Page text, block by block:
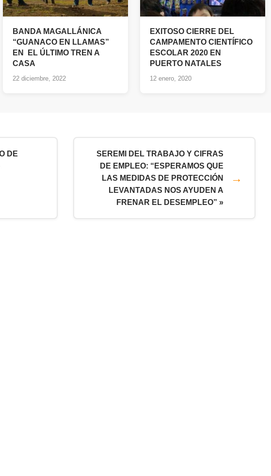
BANDA MAGALLÁNICA
“GUANACO EN LLAMAS”
EN EL ÚLTIMO TREN A
CASA
22 diciembre, 2022
EXITOSO CIERRE DEL
CAMPAMENTO CIENTÍFICO
ESCOLAR 2020 EN
PUERTO NATALES
12 enero, 2020
DE
SEREMI DEL TRABAJO Y CIFRAS
DE EMPLEO: “ESPERAMOS QUE
LAS MEDIDAS DE PROTECCIÓN
LEVANTADAS NOS AYUDEN A
FRENAR EL DESEMPLEO” »